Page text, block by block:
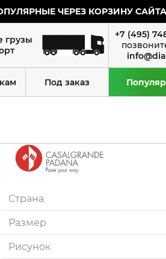
ЧЕРЕЗ КОРЗИНУ
грузы
+7 (495)
Под заказ
Страна
Размер
Рисунок